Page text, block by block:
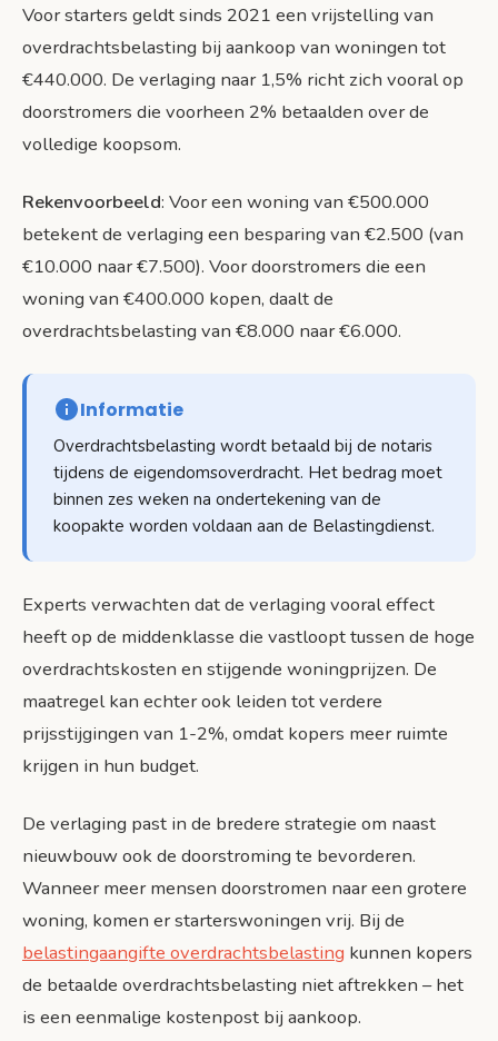
Voor starters geldt sinds 2021 een vrijstelling van
overdrachtsbelasting bij aankoop van woningen tot
€440.000. De verlaging naar 1,5% richt zich vooral op
doorstromers die voorheen 2% betaalden over de
volledige koopsom.
Rekenvoorbeeld: Voor een woning van €500.000
betekent de verlaging een besparing van €2.500 (van
€10.000 naar €7.500). Voor doorstromers die een
woning van €400.000 kopen, daalt de
overdrachtsbelasting van €8.000 naar €6.000.
Informatie
Overdrachtsbelasting wordt betaald bij de notaris
tijdens de eigendomsoverdracht. Het bedrag moet
binnen zes weken na ondertekening van de
koopakte worden voldaan aan de Belastingdienst.
Experts verwachten dat de verlaging vooral effect
heeft op de middenklasse die vastloopt tussen de hoge
overdrachtskosten en stijgende woningprijzen. De
maatregel kan echter ook leiden tot verdere
prijsstijgingen van 1-2%, omdat kopers meer ruimte
krijgen in hun budget.
De verlaging past in de bredere strategie om naast
nieuwbouw ook de doorstroming te bevorderen.
Wanneer meer mensen doorstromen naar een grotere
woning, komen er starterswoningen vrij. Bij de
belastingaangifte overdrachtsbelasting kunnen kopers
de betaalde overdrachtsbelasting niet aftrekken – het
is een eenmalige kostenpost bij aankoop.